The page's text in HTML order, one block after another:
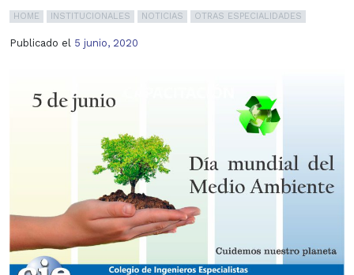
HOME INSTITUCIONALES NOTICIAS OTRAS ESPECIALIDADES
Publicado el 5 junio, 2020